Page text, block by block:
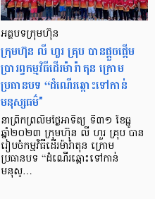
អត្ថបទក្រុមហ៊ុន
ក្រុមហ៊ុន លី ហួរ គ្រុប បានផ្តួចផ្តើម
ប្រារព្ធកម្មវិធីដើរម៉ារ៉ាតុន ក្រោម
ប្រធានបទ “ដំណើរឆ្ពោះទៅកាន់
មនុស្សធម៌"
នាព្រឹកព្រលឹមថ្ងៃអាទិត្យ ទី៣១ ខែធ្នូ
ឆ្នាំ២០២៣ ក្រុមហ៊ុន លី ហួរ គ្រុប បាន
រៀបចំកម្មវិធីដើរម៉ារ៉ាតុន ក្រោម
ប្រធានបទ “ដំណើរឆ្ពោះទៅកាន់
មនុស្…